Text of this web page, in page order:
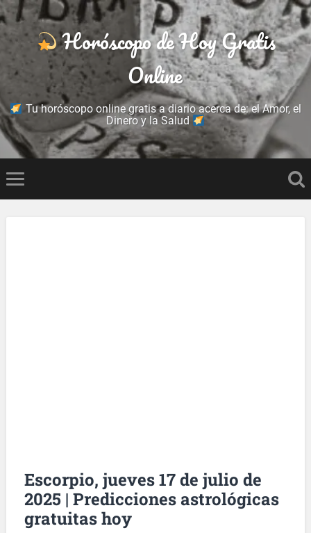
Horóscopo de Hoy Gratis
Online
Tu horóscopo online gratis a diario acerca de: el Amor, el
Dinero y la Salud
Escorpio, jueves 17 de julio de
2025 | Predicciones astrológicas
gratuitas hoy